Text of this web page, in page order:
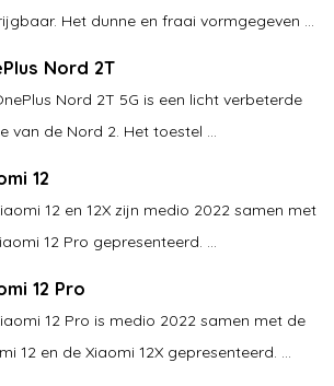
Het dunne en fraai vormgegeven ...
Nord 2T
Nord 2T 5G is een licht verbeterde
van de Nord 2. Het toestel ...
12
12 en 12X zijn medio 2022 samen met
12 Pro gepresenteerd. ...
12 Pro
12 Pro is medio 2022 samen met de
12 en de Xiaomi 12X gepresenteerd. ...